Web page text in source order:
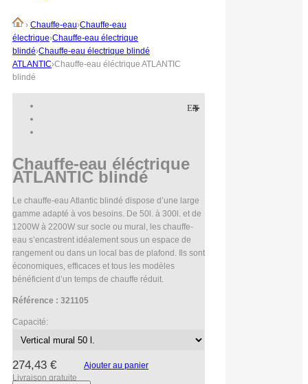
› Chauffe-eau›Chauffe-eau
électrique›Chauffe-eau électrique
blindé›Chauffe-eau électrique blindé
ATLANTIC›Chauffe-eau éléctrique ATLANTIC
blindé
Chauffe-eau éléctrique
ATLANTIC blindé
Le chauffe-eau Atlantic blindé dispose d’une large
gamme adapté à vos besoins. De 50l. à 300l. et de
1200W à 2200W sur socle ou mural, les chauffe-
eau s’encastrent idéalement sous un espace de
rangement ou dans un local bas de plafond. Ils sont
économiques, efficaces et tous les modèles
bénéficient d’un temps de chauffe réduit.
Référence : 321105
Capacité:
274,43 €
Livraison gratuite
Ajouter au panier
EN